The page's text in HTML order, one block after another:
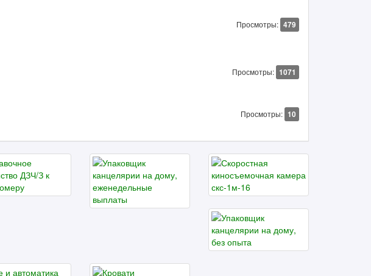
Просмотры: 479
Просмотры: 1071
Просмотры: 10